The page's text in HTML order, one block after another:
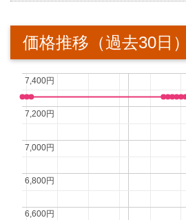
価格推移（過去30日）
6,600円
6,600円
6,800円
6,800円
7,000円
7,000円
7,200円
7,200円
7,400円
7,400円